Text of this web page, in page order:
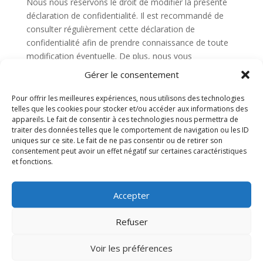
Gérer le consentement
Pour offrir les meilleures expériences, nous utilisons des technologies
telles que les cookies pour stocker et/ou accéder aux informations des
appareils. Le fait de consentir à ces technologies nous permettra de
traiter des données telles que le comportement de navigation ou les ID
uniques sur ce site. Le fait de ne pas consentir ou de retirer son
consentement peut avoir un effet négatif sur certaines caractéristiques
et fonctions.
Accepter
Refuser
Voir les préférences
déclaration de confidentialité. Il est recommandé de
consulter régulièrement cette déclaration de
confidentialité afin de prendre connaissance de toute
modification éventuelle. De plus, nous vous
informerons activement dans la mesure du possible.
8. Accéder à vos données et les
modifier
Si vous avez des questions ou souhaitez savoir quelles
sont les données personnelles que nous avons à votre
sujet, veuillez nous contacter. Vous pouvez nous
avez les droits suivants:
personnelles sont nécessaires, ce qui leur arrivera
et combien de temps elles seront conservées.